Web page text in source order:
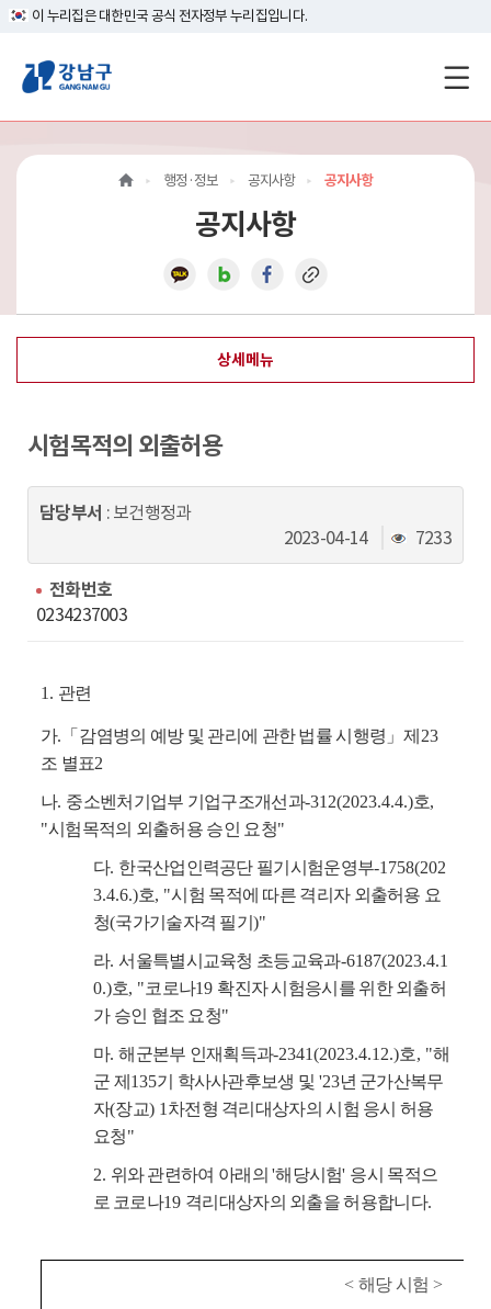
이 누리집은 대한민국 공식 전자정부 누리집입니다.
강
남
구
지
메
인
이
동
행정·정보 공지사항 공지사항
공지사항
상세메뉴
시험목적의 외출허용
담당부서 : 보건행정과
2023-04-14
조
회
7233
전화번호
0234237003
1. 관련
가. 「 감염병의 예방 및 관리에 관한 법률 시행령 」제 23
조 별표2
나. 중소벤처기업부 기업구조개선과-312(2023.4.4.)호,
"시험목적의 외출허용 승인 요청"
다. 한국산업인력공단 필기시험운영부-1758(202
3.4.6.)호, "시험 목적에 따른 격리자 외출허용 요
청(국가기술자격 필기)"
라.서울특별시교육청 초등교육과-6187(2023.4.1
0.)호, "코로나19 확진자 시험응시를 위한 외출허
가 승인 협조 요청"
마.해군본부 인재획득과-2341(2023.4.12.)호, "해
군 제 135기 학사사관후보생 및 '23년 군가산복무
자(장교) 1 차전형 격리대상자의 시험 응시 허용
요청"
2. 위와 관련하여 아래의'해당시험' 응시 목적으
로 코로나19 격리대상자의 외출을 허용합니다.
<해당 시험 >